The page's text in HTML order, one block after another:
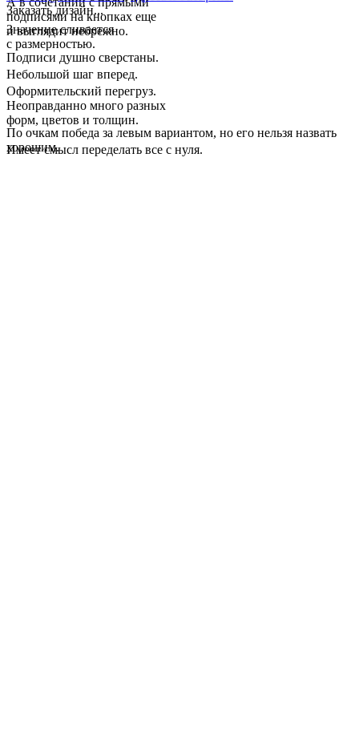
подписями на кнопках еще
и выглядит небрежно.
Значение сливается
с размерностью.
Подписи душно сверстаны.
Небольшой шаг вперед.
Оформительский перегруз.
Неоправданно много разных
форм, цветов и толщин.
По очкам победа за левым вариантом, но его нельзя назвать
хорошим.
Имеет смысл переделать все с нуля.
Заказать дизайн...